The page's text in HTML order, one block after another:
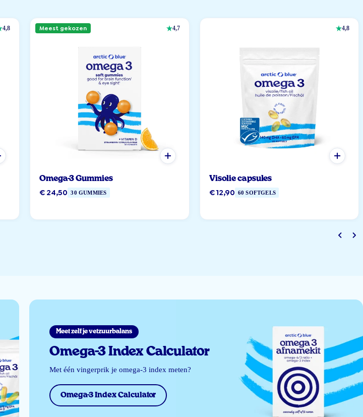
4,8 Meest gekozen 4,7
Omega-3 Gummies
€ 24,50 30 GUMMIES
4,8
Visolie capsules
€ 12,90 60 SOFTGELS
Meet zelf je vetzuurbalans
Omega-3 Index Calculator
Met één vingerprik je omega-3 index meten?
Omega-3 Index Calculator